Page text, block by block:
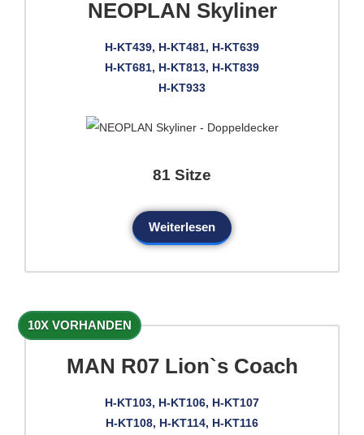
NEOPLAN Skyliner
H-KT439, H-KT481, H-KT639
H-KT681, H-KT813, H-KT839
H-KT933
81 Sitze
Weiterlesen
10X VORHANDEN
MAN R07 Lion`s Coach
H-KT103, H-KT106, H-KT107
H-KT108, H-KT114, H-KT116